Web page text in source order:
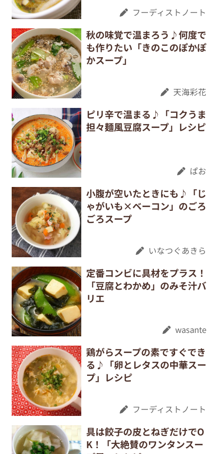
フーディストノート
秋の味覚で温まろう♪何度で
も作りたい「きのこのぽかぽ
かスープ」
天海彩花
ピリ辛で温まる♪「コクうま
担々麺風豆腐スープ」レシピ
ぱお
小腹が空いたときにも♪「じ
ゃがいも×ベーコン」のごろ
ごろスープ
いなつぐあきら
定番コンビに具材をプラス！
「豆腐とわかめ」のみそ汁バ
リエ
wasante
鶏がらスープの素ですぐでき
る♪「卵とレタスの中華スー
プ」レシピ
フーディストノート
具は餃子の皮とねぎだけでO
K！「大絶賛のワンタンスー